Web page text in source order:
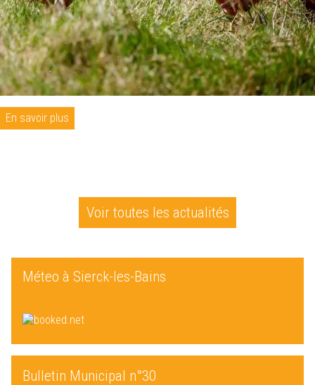
En savoir plus
Voir toutes les actualités
Méteo à Sierck-les-Bains
Bulletin Municipal n°30